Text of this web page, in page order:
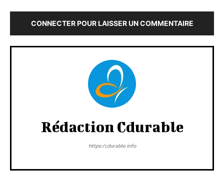
CONNECTER POUR LAISSER UN COMMENTAIRE
Rédaction Cdurable
https:/cdurable.info